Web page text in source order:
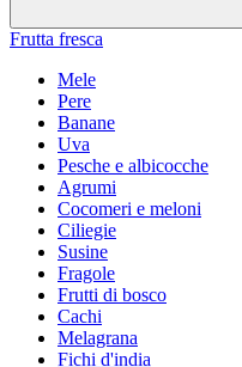
Frutta fresca
Mele
Pere
Banane
Uva
Pesche e albicocche
Agrumi
Cocomeri e meloni
Ciliegie
Susine
Fragole
Frutti di bosco
Cachi
Melagrana
Fichi d'india